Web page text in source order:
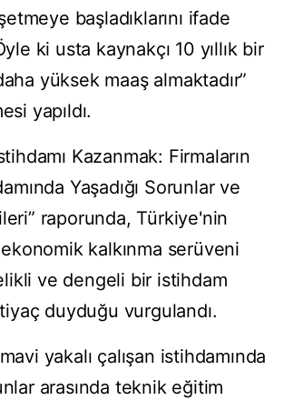
başladıklarını ifade
ki usta kaynakçı 10 yıllık bir
yüksek maaş almaktadır”
yapıldı.
Kazanmak: Firmaların
Yaşadığı Sorunlar ve
raporunda, Türkiye'nin
ekonomik kalkınma serüveni
ve dengeli bir istihdam
duyduğu vurgulandı.
yakalı çalışan istihdamında
arasında teknik eğitim